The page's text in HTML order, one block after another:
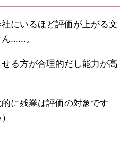
にいるほど評価が上がる文
……。
る方が合理的だし能力が高
に残業は評価の対象です